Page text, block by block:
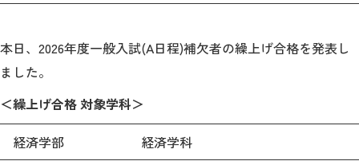
明治学院大学について
教育
本日、2026年度一般入試(A日程)補欠者の繰上げ合格を発表し
ました。
＜繰上げ合格 対象学科＞
経済学部
経済学科